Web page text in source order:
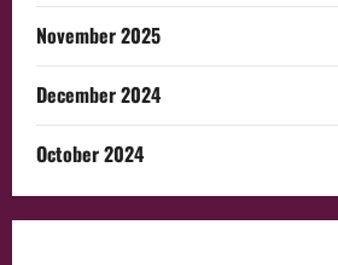
November 2025
December 2024
October 2024